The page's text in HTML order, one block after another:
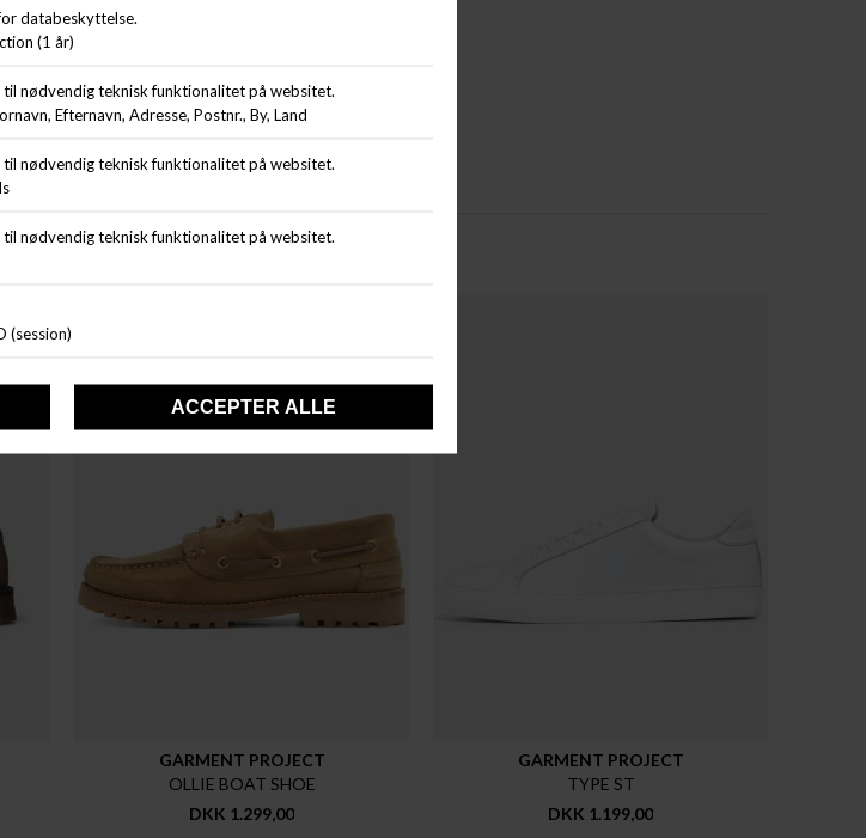
GARMENT PROJECT
OLLIE BOAT SHOE
DKK 1.299,00
GARMENT PROJECT
TYPE ST
DKK 1.199,00